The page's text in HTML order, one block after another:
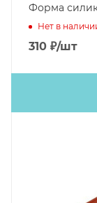
Форма
Нет в
310 ₽/шт